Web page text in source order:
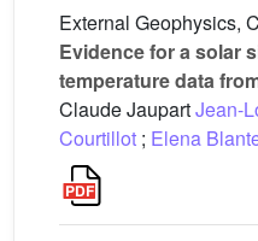
External Geophysics,
Evidence for a solar
temperature data
Claude JaupartJean-
Courtillot ; Elena